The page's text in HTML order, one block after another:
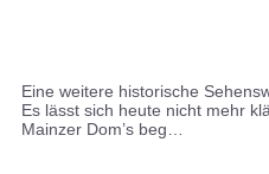
Eine weitere historische
Es lässt sich heute nicht mehr
Mainzer Dom’s beg…